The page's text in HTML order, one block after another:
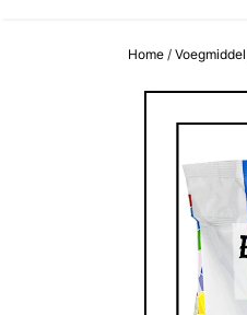
Home /